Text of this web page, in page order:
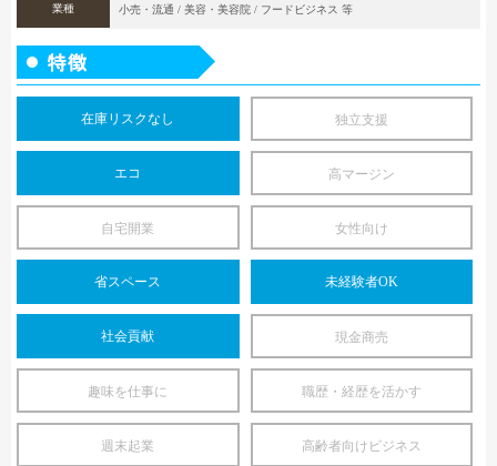
業種 小売・流通 / 美容・美容院 / フードビジネス 等
在庫リスクなし 独立支援
エコ 高マージン
自宅開業 女性向け
省スペース 未経験者OK
社会貢献 現金商売
趣味を仕事に 職歴・経歴を活かす
週末起業 高齢者向けビジネス